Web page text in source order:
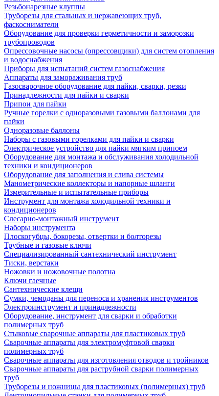
Резьбонарезные клуппы
Труборезы для стальных и нержавеющих труб,
фаскосниматели
Оборудование для проверки герметичности и заморозки
трубопроводов
Опрессовочные насосы (опрессовщики) для систем отопления
и водоснабжения
Приборы для испытаний систем газоснабжения
Аппараты для замораживания труб
Газосварочное оборудование для пайки, сварки, резки
Принадлежности для пайки и сварки
Припои для пайки
Ручные горелки с одноразовыми газовыми баллонами для
пайки
Одноразовые баллоны
Наборы с газовыми горелками для пайки и сварки
Электрическое устройство для пайки мягким припоем
Оборудование для монтажа и обслуживания холодильной
техники и кондиционеров
Оборудование для заполнения и слива системы
Манометрические коллекторы и напорные шланги
Измерительные и испытательные приборы
Инструмент для монтажа холодильной техники и
кондиционеров
Слесарно-монтажный инструмент
Наборы инструмента
Плоскогубцы, бокорезы, отвертки и болторезы
Трубные и газовые ключи
Специализированный сантехнический инструмент
Тиски, верстаки
Ножовки и ножовочные полотна
Ключи гаечные
Сантехнические клещи
Сумки, чемоданы для переноса и хранения инструментов
Электроинструмент и принадлежности
Оборудование, инструмент для сварки и обработки
полимерных труб
Стыковые сварочные аппараты для пластиковых труб
Сварочные аппараты для электромуфтовой сварки
полимерных труб
Сварочные аппараты для изготовления отводов и тройников
Сварочные аппараты для раструбной сварки полимерных
труб
Труборезы и ножницы для пластиковых (полимерных) труб